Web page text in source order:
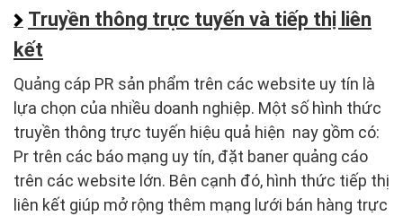
Truyền thông trực tuyến và tiếp thị liên
kết
Quảng cáp PR sản phẩm trên các website uy tín là
lựa chọn của nhiều doanh nghiệp. Một số hình thức
truyền thông trực tuyến hiệu quả hiện nay gồm có:
Pr trên các báo mạng uy tín, đặt baner quảng cáo
trên các website lớn. Bên cạnh đó, hình thức tiếp thị
liên kết giúp mở rộng thêm mạng lưới bán hàng trực